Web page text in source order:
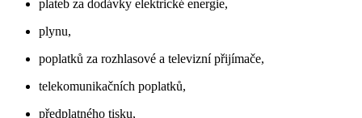
plateb za dodávky elektrické energie,
plynu,
poplatků za rozhlasové a televizní přijímače,
telekomunikačních poplatků,
předplatného tisku,